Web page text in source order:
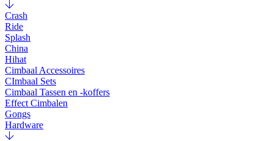
Crash
Ride
Splash
China
Hihat
Cimbaal Accessoires
CImbaal Sets
Cimbaal Tassen en -koffers
Effect Cimbalen
Gongs
Hardware